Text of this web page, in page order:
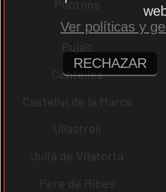
Pontons
Pujalt
Centelles
Castellví de la Marca
Ullastrell
Julià de Vilatorta
Pere de Ribes
Ver políticas y
RECHAZAR